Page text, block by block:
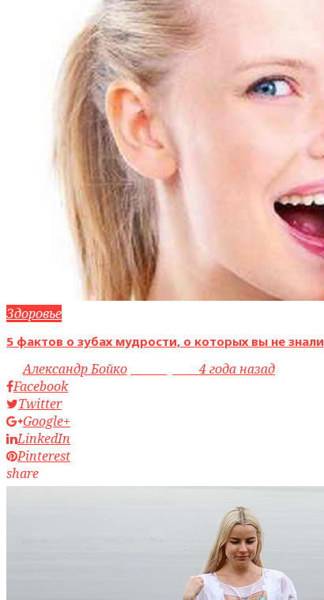
Здоровье
5 фактов о зубах мудрости, о которых вы не знали
byАлександр Бойко
4 года назад
Facebook
Twitter
Google+
LinkedIn
Pinterest
share